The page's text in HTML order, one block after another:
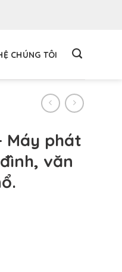
CHÚNG TÔI
Máy phát
văn